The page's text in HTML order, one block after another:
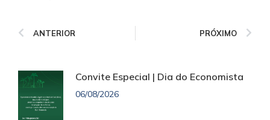
ANTERIOR PRÓXIMO
Convite Especial | Dia do Economista
06/08/2026